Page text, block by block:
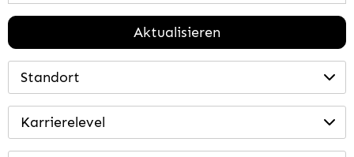
Aktualisieren
Standort
Karrierelevel